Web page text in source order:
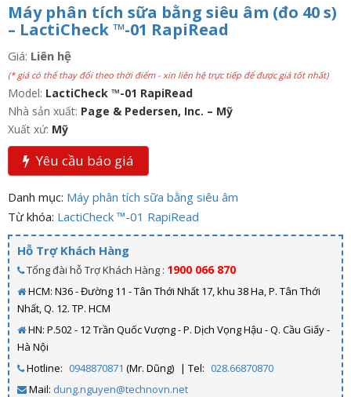
Máy phân tích sữa bằng siêu âm (đo 40 s)
– LactiCheck ™-01 RapiRead
Giá: Liên hệ
(* giá có thể thay đổi theo thời điểm - xin liên hệ trực tiếp để được giá tốt nhất)
Model: LactiCheck ™-01 RapiRead
Nhà sản xuất: Page & Pedersen, Inc. – Mỹ
Xuất xứ: Mỹ
Yêu cầu báo giá
Danh mục: Máy phân tích sữa bằng siêu âm
Từ khóa: LactiCheck ™-01 RapiRead
Hỗ Trợ Khách Hàng
Tổng đài hỗ Trợ Khách Hàng : 1900 066 870
HCM: N36 - Đường 11 - Tân Thới Nhất 17, khu 38 Ha, P. Tân Thới
Nhất, Q. 12. TP. HCM
HN: P.502 - 12 Trần Quốc Vượng - P. Dịch Vọng Hậu - Q. Cầu Giấy -
Hà Nội
Hotline: 0948870871 (Mr. Dũng) | Tel: 028.66870870
Mail: dung.nguyen@technovn.net